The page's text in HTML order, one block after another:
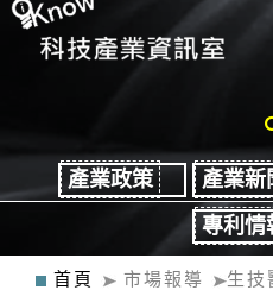
產業政策 產業新
專利情
首頁 市場報導 生技